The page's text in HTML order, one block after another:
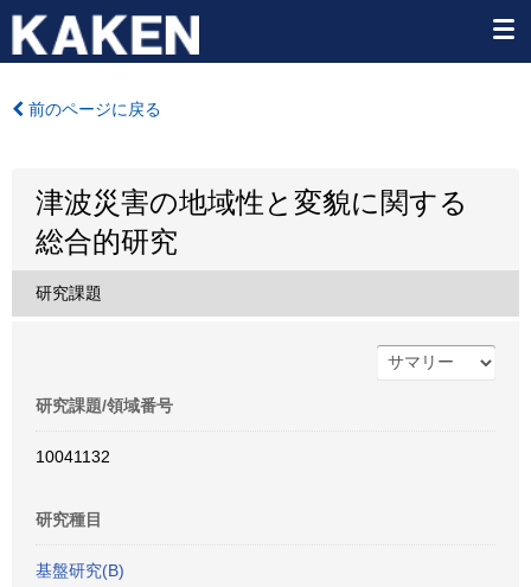
前のページに戻る
津波災害の地域性と変貌に関する
総合的研究
研究課題
研究課題/領域番号
10041132
研究種目
基盤研究(B)